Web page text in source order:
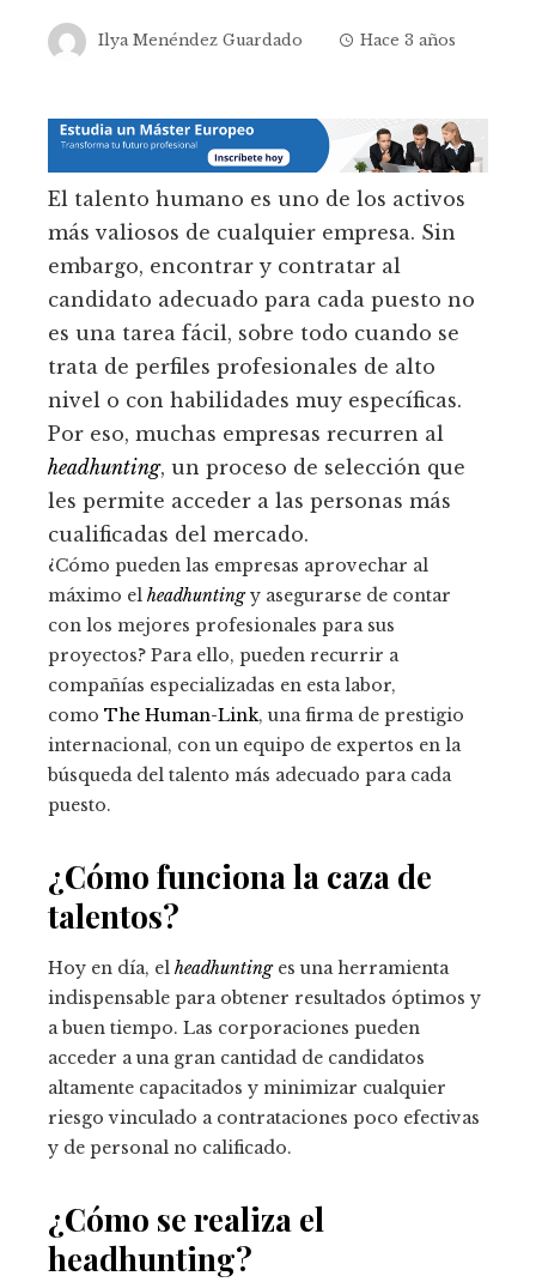
Ilya Menéndez Guardado Hace 3 años
El talento humano es uno de los activos
más valiosos de cualquier empresa. Sin
embargo, encontrar y contratar al
candidato adecuado para cada puesto no
es una tarea fácil, sobre todo cuando se
trata de perfiles profesionales de alto
nivel o con habilidades muy específicas.
Por eso, muchas empresas recurren al
headhunting, un proceso de selección que
les permite acceder a las personas más
cualificadas del mercado.
¿Cómo pueden las empresas aprovechar al
máximo el headhuntingy asegurarse de contar
con los mejores profesionales para sus
proyectos? Para ello, pueden recurrir a
compañías especializadas en esta labor,
como The Human-Link, una firma de prestigio
internacional, con un equipo de expertos en la
búsqueda del talento más adecuado para cada
puesto.
¿Cómo funciona la caza de
talentos?
Hoy en día, el headhuntinges una herramienta
indispensable para obtener resultados óptimos y
a buen tiempo. Las corporaciones pueden
acceder a una gran cantidad de candidatos
altamente capacitados y minimizar cualquier
riesgo vinculado a contrataciones poco efectivas
y de personal no calificado.
¿Cómo se realiza el
headhunting?